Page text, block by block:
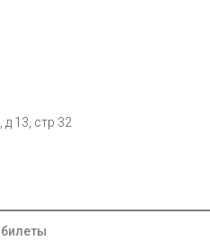
13, стр 32
билеты